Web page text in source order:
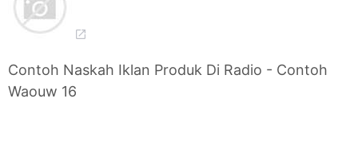
Contoh Naskah Iklan Produk Di Radio - Contoh
Waouw 16